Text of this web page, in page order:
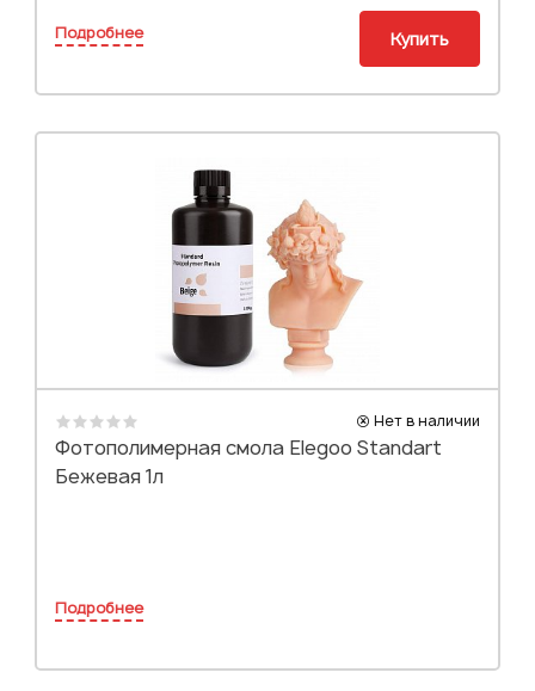
Подробнее Купить
Нет в наличии
Фотополимерная смола Elegoo Standart
Бежевая 1л
Подробнее